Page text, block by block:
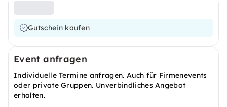
Gutschein kaufen
Event anfragen
Individuelle Termine anfragen. Auch für Firmenevents
oder private Gruppen. Unverbindliches Angebot
erhalten.